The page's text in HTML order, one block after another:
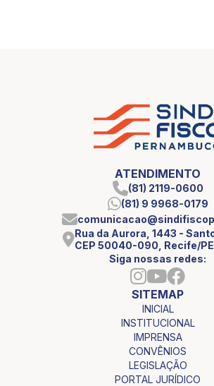
ATENDIMENTO
(81) 2119-0600
(81) 9 9968-0179
Rua da Aurora, 1443 -
CEP 50040-090, Recife/PE
Siga nossas redes:
SITEMAP
INICIAL
INSTITUCIONAL
IMPRENSA
CONVÊNIOS
LEGISLAÇÃO
PORTAL JURÍDICO